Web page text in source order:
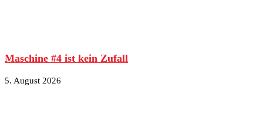
Maschine #4 ist kein Zufall
5. August 2026